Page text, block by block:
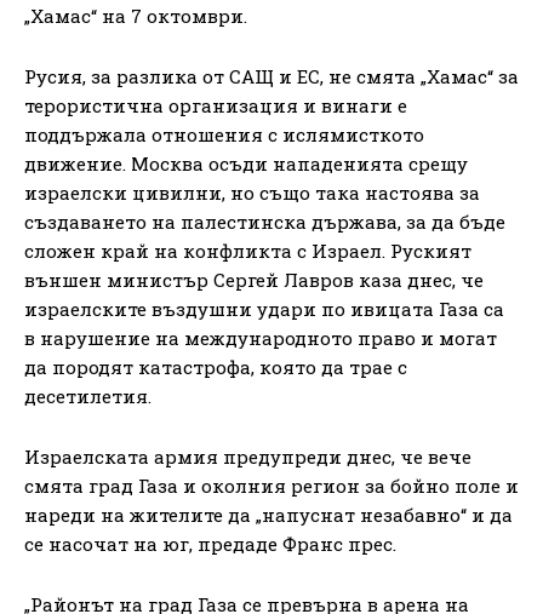
„Хамас“ на 7 октомври.
Русия, за разлика от САЩ и ЕС, не смята „Хамас“ за
терористична организация и винаги е
поддържала отношения с ислямисткото
движение. Москва осъди нападенията срещу
израелски цивилни, но също така настоява за
създаването на палестинска държава, за да бъде
сложен край на конфликта с Израел. Руският
външен министър Сергей Лавров каза днес, че
израелските въздушни удари по ивицата Газа са
в нарушение на международното право и могат
да породят катастрофа, която да трае с
десетилетия.
Израелската армия предупреди днес, че вече
смята град Газа и околния регион за бойно поле и
нареди на жителите да „напуснат незабавно“ и да
се насочат на юг, предаде Франс прес.
„Районът на град Газа се превърна в арена на